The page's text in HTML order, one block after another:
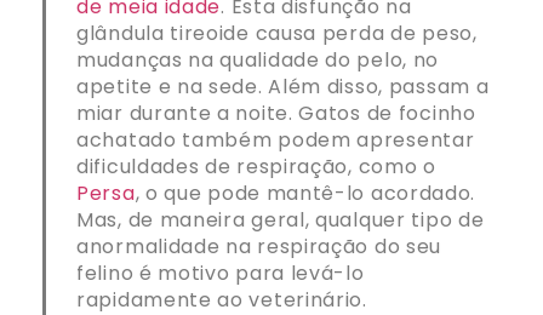
de meia idade. Esta disfunção na
glândula tireoide causa perda de peso,
mudanças na qualidade do pelo, no
apetite e na sede. Além disso, passam a
miar durante a noite. Gatos de focinho
achatado também podem apresentar
dificuldades de respiração, como o
Persa, o que pode mantê-lo acordado.
Mas, de maneira geral, qualquer tipo de
anormalidade na respiração do seu
felino é motivo para levá-lo
rapidamente ao veterinário.